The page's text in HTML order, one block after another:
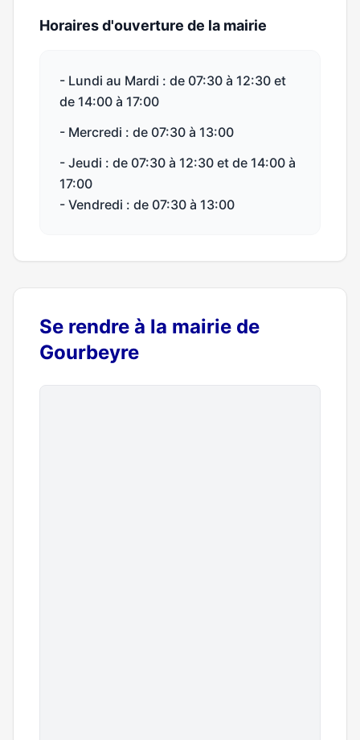
Horaires d'ouverture de la mairie
- Lundi au Mardi : de 07:30 à 12:30 et
de 14:00 à 17:00
- Mercredi : de 07:30 à 13:00
- Jeudi : de 07:30 à 12:30 et de 14:00 à
17:00
- Vendredi : de 07:30 à 13:00
Se rendre à la mairie de
Gourbeyre